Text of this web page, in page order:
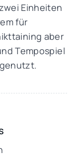
Einheiten
für
aber
Tempospiel